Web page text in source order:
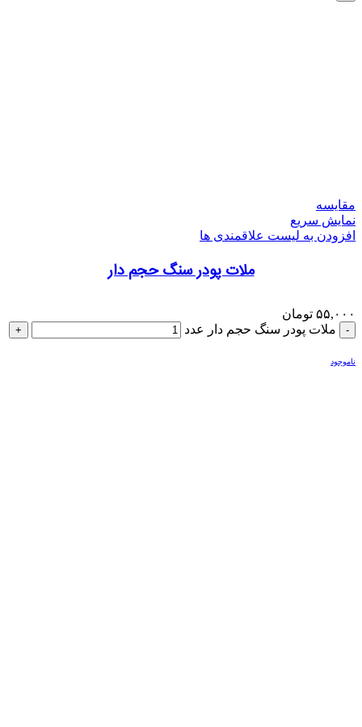
مقایسه
نمایش سریع
افزودن به لیست علاقمندی ها
ملات پودر سنگ حجم دار
۵۵,۰۰۰ تومان
ملات پودر سنگ حجم دار عدد
ناموجود